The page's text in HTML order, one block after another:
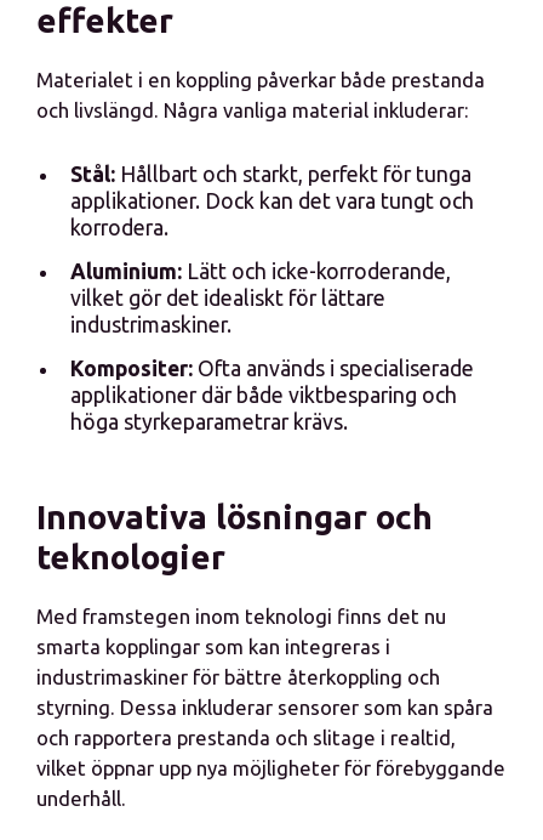
effekter
Materialet i en koppling påverkar både prestanda
och livslängd. Några vanliga material inkluderar:
Stål: Hållbart och starkt, perfekt för tunga
applikationer. Dock kan det vara tungt och
korrodera.
Aluminium: Lätt och icke-korroderande,
vilket gör det idealiskt för lättare
industrimaskiner.
Kompositer: Ofta används i specialiserade
applikationer där både viktbesparing och
höga styrkeparametrar krävs.
Innovativa lösningar och
teknologier
Med framstegen inom teknologi finns det nu
smarta kopplingar som kan integreras i
industrimaskiner för bättre återkoppling och
styrning. Dessa inkluderar sensorer som kan spåra
och rapportera prestanda och slitage i realtid,
vilket öppnar upp nya möjligheter för förebyggande
underhåll.